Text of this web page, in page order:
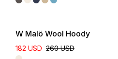
W Malö Wool Hoody
182 USD 260 USD